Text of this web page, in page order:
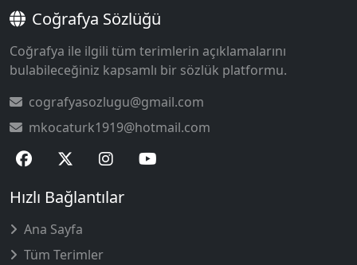
Coğrafya Sözlüğü
Coğrafya ile ilgili tüm terimlerin açıklamalarını
bulabileceğiniz kapsamlı bir sözlük platformu.
cografyasozlugu@gmail.com
mkocaturk1919@hotmail.com
Hızlı Bağlantılar
Ana Sayfa
Tüm Terimler